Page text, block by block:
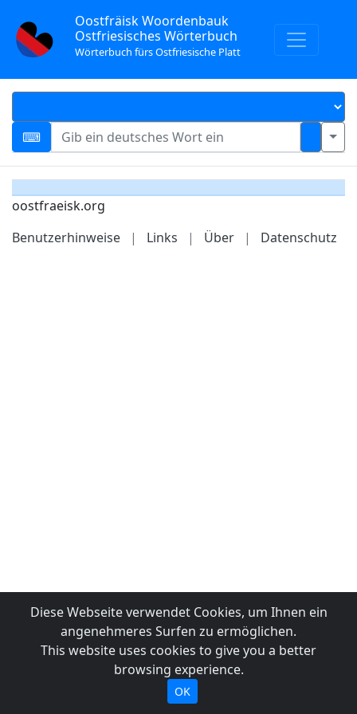
Oostfräisk Woordenbauk
Ostfriesisches Wörterbuch
Wörterbuch fürs Ostfriesische Platt
oostfraeisk.org
Benutzerhinweise
| Links | Über | Datenschutz
Diese Webseite verwendet Cookies, um Ihnen ein
angenehmeres Surfen zu ermöglichen.
This website uses cookies to give you a better
browsing experience.
OK